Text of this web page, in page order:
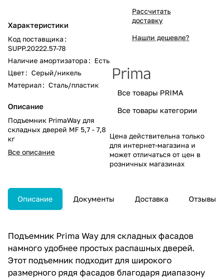
Характеристики
Код поставщика :
SUPP.20222.57-78
Наличие амортизатора : Есть
Цвет: Серый/никель
Материал : Сталь/пластик
Описание
Подъемник PrimaWay для
складных дверей MF 5,7 - 7,8
кг
Все описание
Рассчитать
доставку
Нашли дешевле?
Все товары PRIMA
Все товары категории
Цена действительна только
для интернет-магазина и
может отличаться от цен в
розничных магазинах
Описание Документы Доставка Отзывы
Подъемник Prima Way для складных фасадов
намного удобнее простых распашных дверей.
Этот подъемник подходит для широкого
размерного рядя фасадов благодаря диапазону